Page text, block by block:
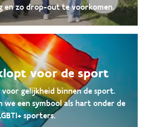
en zo drop-out te voorkomen.
voor de sport
gelijkheid binnen de sport.
we een symbool als hart onder de
sporters.